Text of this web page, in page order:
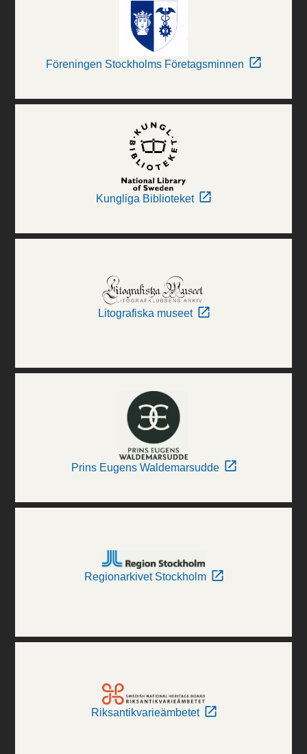
Föreningen Stockholms Företagsminnen
Kungliga Biblioteket
Litografiska museet
Prins Eugens Waldemarsudde
Regionarkivet Stockholm
Riksantikvarieämbetet